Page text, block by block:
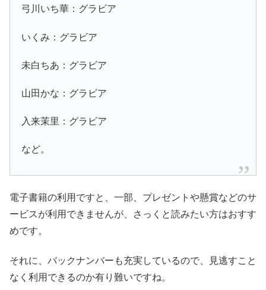
弓川いち華：グラビア
いくみ：グラビア
未白ちあ：グラビア
山田かな：グラビア
入来茉里：グラビア
など。
電子書籍の利用ですと、一部、プレゼントや懸賞などのサ
ービスが利用できませんが、さっくと読みたい方はおすす
めです。
それに、バックナンバーも充実しているので、見逃すこと
なく利用できるのか有り難いですね。